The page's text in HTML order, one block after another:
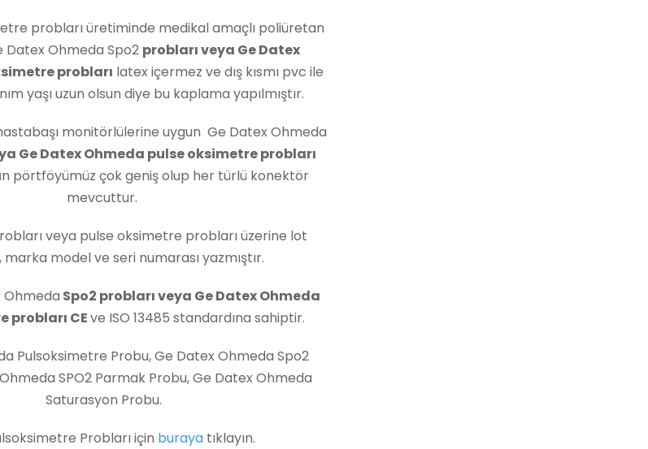
probları üretiminde medikal amaçlı poliüretan
Datex Ohmeda Spo2 probları veya Ge Datex
probları latex içermez ve dış kısmı pvc ile
yaşı uzun olsun diye bu kaplama yapılmıştır.
monitörlülerine uygun Ge Datex Ohmeda
Ge Datex Ohmeda pulse oksimetre probları
pörtföyümüz çok geniş olup her türlü konektör
mevcuttur.
veya pulse oksimetre probları üzerine lot
marka model ve seri numarası yazmıştır.
Ohmeda Spo2 probları veya Ge Datex Ohmeda
probları CEve ISO 13485 standardına sahiptir.
Pulsoksimetre Probu, Ge Datex Ohmeda Spo2
SPO2 Parmak Probu, Ge Datex Ohmeda
Saturasyon Probu.
Probları için buraya tıklayın.